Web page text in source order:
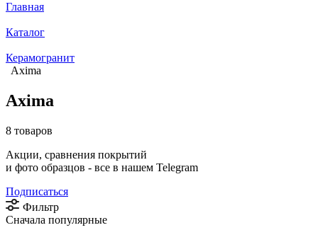
Главная
Каталог
Керамогранит
Axima
Axima
8 товаров
Акции, сравнения покрытий
и фото образцов - все в нашем Telegram
Подписаться
Фильтр
Сначала популярные